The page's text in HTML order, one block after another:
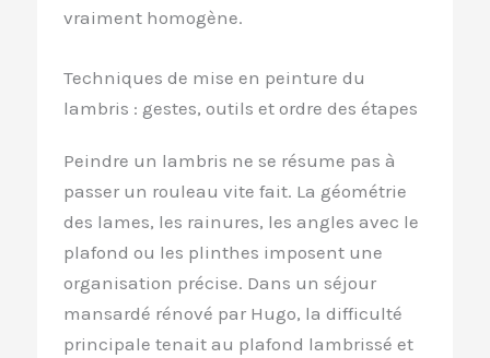
vraiment homogène.
Techniques de mise en peinture du
lambris : gestes, outils et ordre des étapes
Peindre un lambris ne se résume pas à
passer un rouleau vite fait. La géométrie
des lames, les rainures, les angles avec le
plafond ou les plinthes imposent une
organisation précise. Dans un séjour
mansardé rénové par Hugo, la difficulté
principale tenait au plafond lambrissé et